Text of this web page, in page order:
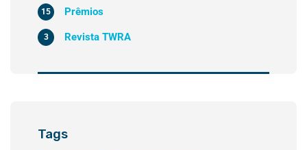
Prêmios
15
Revista TWRA
3
Tags